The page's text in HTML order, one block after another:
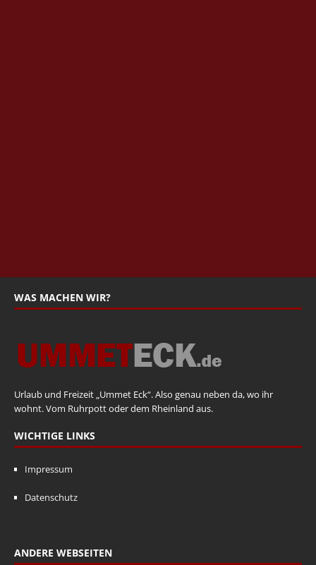
WAS MACHEN WIR?
Urlaub und Freizeit „Ummet Eck“. Also genau neben da, wo ihr
wohnt. Vom Ruhrpott oder dem Rheinland aus.
WICHTIGE LINKS
Impressum
Datenschutz
ANDERE WEBSEITEN